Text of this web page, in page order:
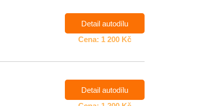
Detail autodílu
Cena: 1 200 Kč
Detail autodílu